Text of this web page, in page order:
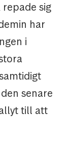
sig
har
i
senare
till att